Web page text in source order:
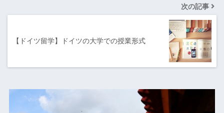
次の記事
【ドイツ留学】ドイツの大学での授業形式